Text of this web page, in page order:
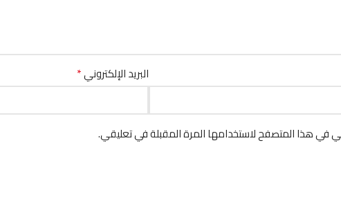
البريد الإلكتروني*
في هذا المتصفح لاستخدامها المرة المقبلة في تعليقي.